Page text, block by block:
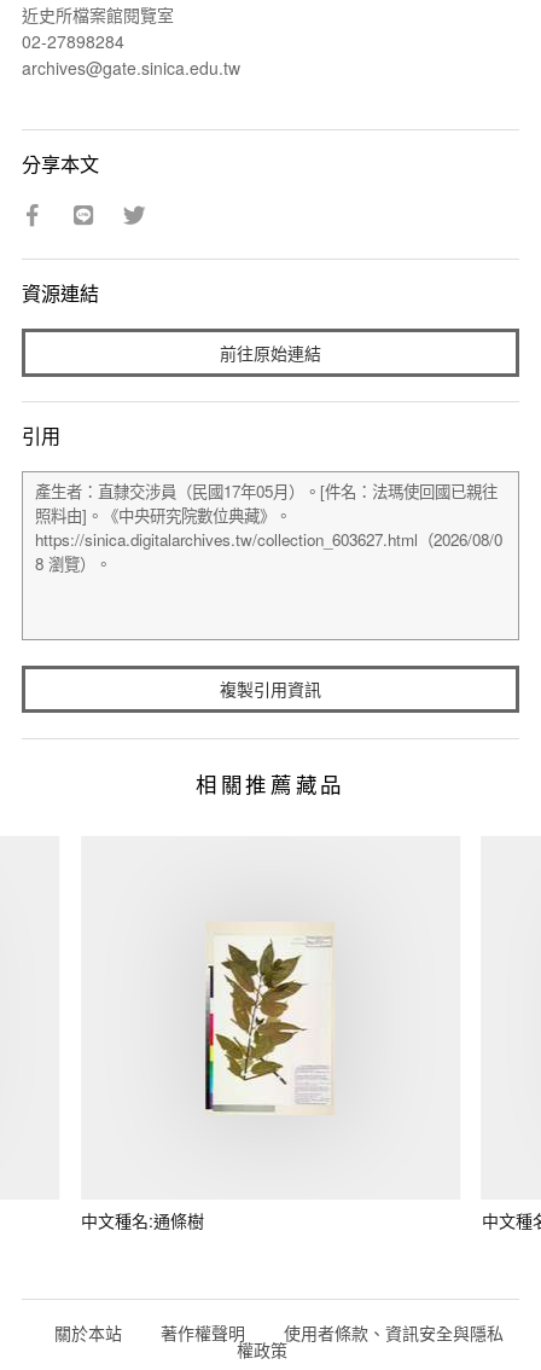
近史所檔案館閱覽室
02-27898284
archives@gate.sinica.edu.tw
分享本文
資源連結
前往原始連結
引用
複製引用資訊
相關推薦藏品
中文種名:通條樹 中文種
關於本站 著作權聲明 使用者條款、資訊安全與隱私
權政策